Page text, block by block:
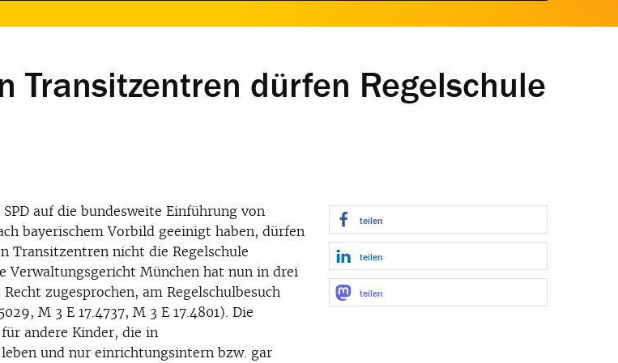
Transitzentren dürfen Regelschule
auf die bundesweite Einführung von
bayerischem Vorbild geeinigt haben, dürfen
Transitzentren nicht die Regelschule
Verwaltungsgericht München hat nun in drei
zugesprochen, am Regelschulbesuch
M 3 E 17.4737, M 3 E 17.4801). Die
andere Kinder, die in
und nur einrichtungsintern bzw. gar
teilen
teilen
teilen